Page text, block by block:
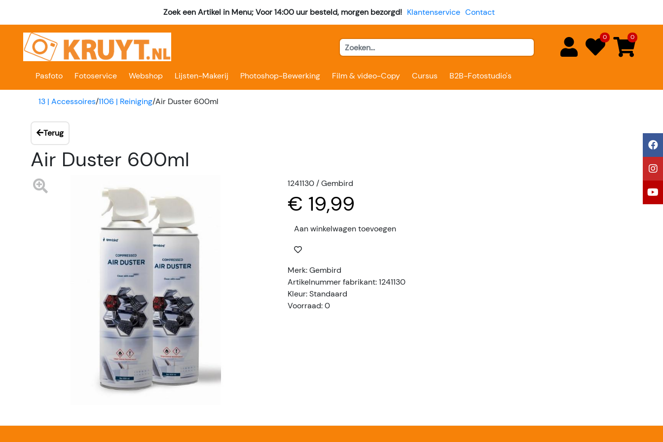
Zoek een Artikel in Menu; Voor 14:00 uur besteld, morgen bezorgd! Klantenservice Contact
0 0
Pasfoto Fotoservice Webshop Lijsten-Makerij Photoshop-Bewerking Film & video-Copy Cursus B2B-Fotostudio's
13 | Accessoires/1106 | Reiniging/Air Duster 600ml
Terug
Air Duster 600ml
1241130 / Gembird
€ 19,99
Aan winkelwagen toevoegen
Merk: Gembird
Artikelnummer fabrikant: 1241130
Kleur: Standaard
Voorraad: 0